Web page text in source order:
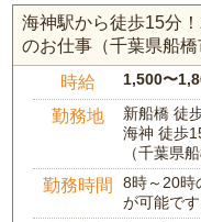
海神駅から徒歩15分
のお仕事（千葉県船橋
時給 1,500〜
勤務地
新船橋 徒
海神 徒歩
（千葉県
勤務時間
8時～20時
が可能で